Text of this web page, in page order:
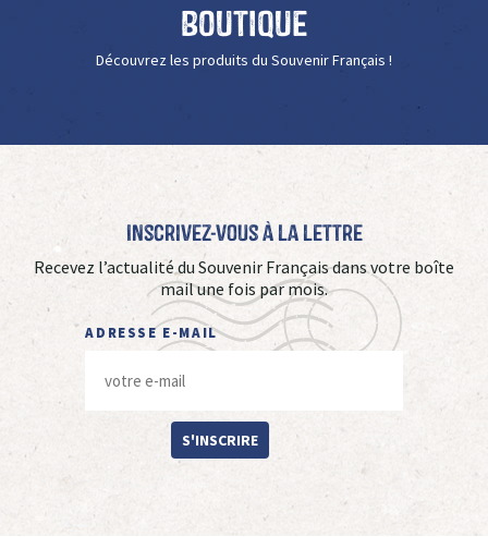
Boutique
Découvrez les produits du Souvenir Français !
Inscrivez-vous à La Lettre
Recevez l’actualité du Souvenir Français dans votre boîte
mail une fois par mois.
ADRESSE E-MAIL
S'INSCRIRE